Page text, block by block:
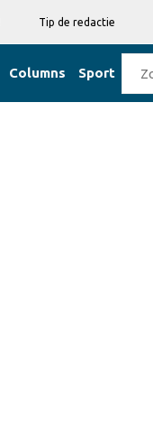
Tip de redactie
Columns Sport